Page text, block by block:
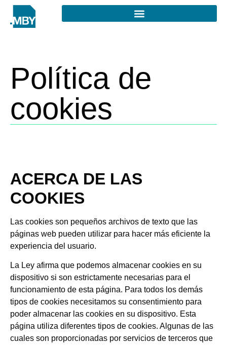
Política de
cookies
ACERCA DE LAS
COOKIES
Las cookies son pequeños archivos de texto que las
páginas web pueden utilizar para hacer más eficiente la
experiencia del usuario.
La Ley afirma que podemos almacenar cookies en su
dispositivo si son estrictamente necesarias para el
funcionamiento de esta página. Para todos los demás
tipos de cookies necesitamos su consentimiento para
poder almacenar las cookies en su dispositivo. Esta
página utiliza diferentes tipos de cookies. Algunas de las
cuales son proporcionadas por servicios de terceros que